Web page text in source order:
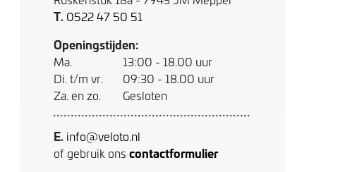
T. 0522 47 50 51
Openingstijden:
Ma.
13:00 - 18.00 uur
Di. t/m vr.
09:30 - 18.00 uur
Za. en zo.
Gesloten
E. info@veloto.nl
of gebruik ons contactformulier